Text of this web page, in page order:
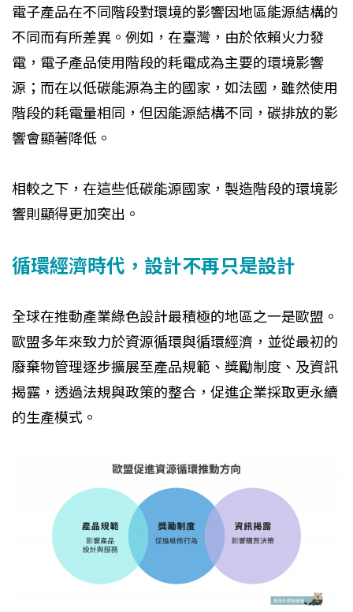
電子產品在不同階段對環境的影響因地區能源結構的
不同而有所差異。例如，在臺灣，由於依賴火力發
電，電子產品使用階段的耗電成為主要的環境影響
源；而在以低碳能源為主的國家，如法國，雖然使用
階段的耗電量相同，但因能源結構不同，碳排放的影
響會顯著降低。
相較之下，在這些低碳能源國家，製造階段的環境影
響則顯得更加突出。
循環經濟時代，設計不再只是設計
全球在推動產業綠色設計最積極的地區之一是歐盟。
歐盟多年來致力於資源循環與循環經濟，並從最初的
廢棄物管理逐步擴展至產品規範、獎勵制度、及資訊
揭露，透過法規與政策的整合，促進企業採取更永續
的生產模式。